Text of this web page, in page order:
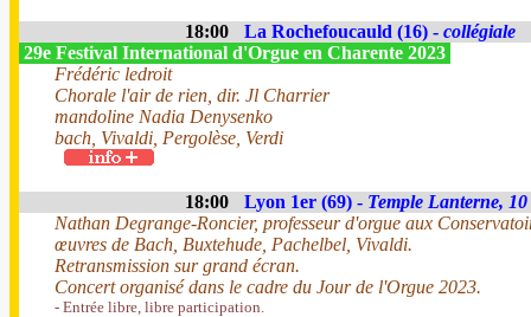
18:00 La Rochefoucauld (16) - collégiale
29e Festival International d'Orgue en Charente 2023
Frédéric ledroit
Chorale l'air de rien, dir. Jl Charrier
mandoline Nadia Denysenko
bach, Vivaldi, Pergolèse, Verdi
18:00 Lyon 1er (69) - Temple Lanterne,
Nathan Degrange-Roncier, professeur d'orgue aux
œuvres de Bach, Buxtehude, Pachelbel, Vivaldi.
Retransmission sur grand écran.
Concert organisé dans le cadre du Jour de l'Orgue 2023.
- Entrée libre, libre participation.